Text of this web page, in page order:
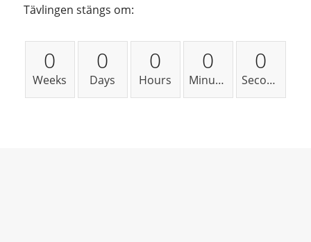
Tävlingen stängs om:
0
Weeks
0
Days
0
Hours
0
Minutes
0
Seconds